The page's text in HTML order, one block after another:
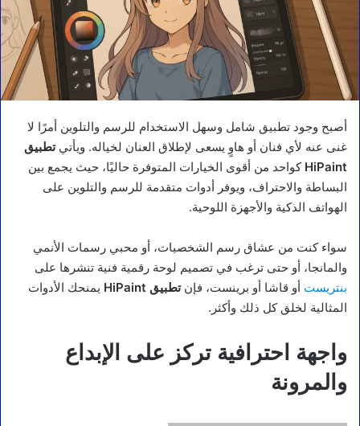
أصبح وجود تطبيق شامل وسهل الاستخدام للرسم والتلوين أمرًا لا
غنى عنه لأي فنان أو هاوٍ يسعى لإطلاق العنان لخياله. ويأتيتطبيق
HiPaint كواحد من أقوى الخيارات المتوفرة حاليًا، حيث يجمع بين
البساطة والاحتراف، ويوفر أدوات متقدمة للرسم والتلوين على
الهواتف الذكية والأجهزة اللوحية.
سواء كنت من عشاق رسم الشخصيات، أو محبي رسمات الأنمي
والمانجا، أو حتى ترغب في تصميم لوحة رقمية فنية تنشرها على
بنتريست أو قاشا أو برينست، فإنتطبيق HiPaint
يمنحك الأدوات
المثالية لخلق كل ذلك وأكثر.
واجهة احترافية تركز على الإبداع
والمرونة